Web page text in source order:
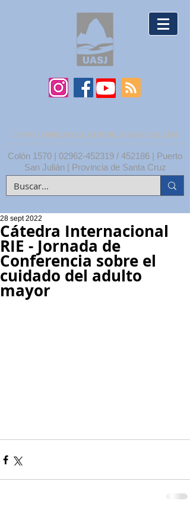
UNPA | UNIDAD ACADÉMICA SAN JULIÁN
Colón 1570 | 02962-452319 / 452186 | Puerto
San Julián | Provincia de Santa Cruz
Cátedra Internacional
RIE - Jornada de
Conferencia sobre el
cuidado del adulto
mayor
28 sept 2022